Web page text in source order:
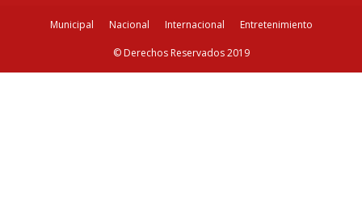
Municipal Nacional Internacional Entretenimiento
© Derechos Reservados 2019